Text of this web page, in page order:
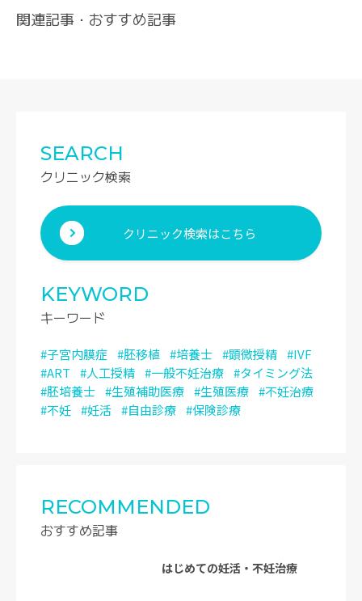
関連記事・おすすめ記事
SEARCH
クリニック検索
クリニック検索はこちら
KEYWORD
キーワード
#子宮内膜症 #胚移植 #培養士 #顕微授精 #IVF
#ART
#人工授精 #一般不妊治療 #タイミング法
#胚培養士 #生殖補助医療 #生殖医療 #不妊治療
#不妊 #妊活 #自由診療 #保険診療
RECOMMENDED
おすすめ記事
はじめての妊活・不妊治療